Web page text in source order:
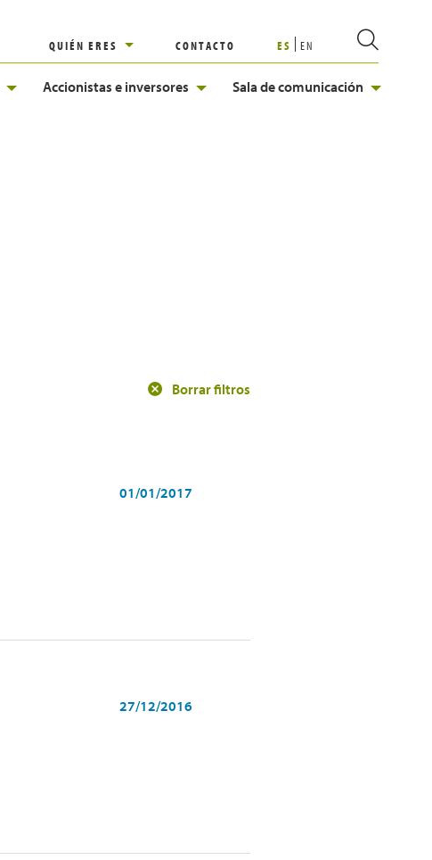
QUIÉN ERES CONTACTO ES EN
Accionistas e inversores Sala de comunicación
Borrar filtros
01/01/2017
27/12/2016